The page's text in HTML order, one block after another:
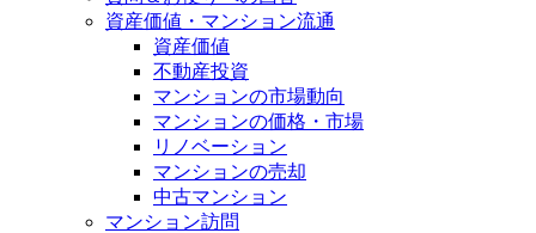
資産価値・マンション流通
資産価値
不動産投資
マンションの市場動向
マンションの価格・市場
リノベーション
マンションの売却
中古マンション
マンション訪問